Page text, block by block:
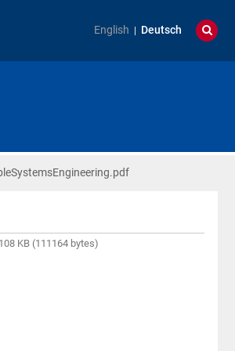
English Deutsch
KB (111164 bytes)